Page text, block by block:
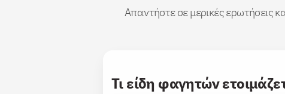
Απαντήστε σε μερικές ερωτήσεις
Τι είδη φαγητών